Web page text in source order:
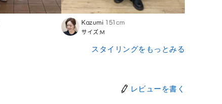
Kazumi 151cm
サイズ:M
スタイリングをもっとみる
レビューを書く